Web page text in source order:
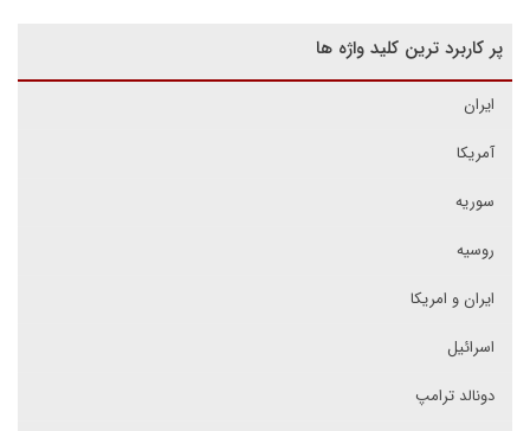
پر کاربرد ترین کلید واژه ها
ایران
آمریکا
سوریه
روسیه
ایران و امریکا
اسرائیل
دونالد ترامپ